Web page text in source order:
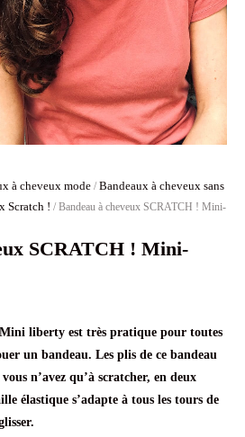
à cheveux mode / Bandeaux à cheveux sans
Scratch ! / Bandeau à cheveux SCRATCH ! Mini-
SCRATCH ! Mini-
liberty est très pratique pour toutes
un bandeau. Les plis de ce bandeau
n’avez qu’à scratcher, en deux
élastique s’adapte à tous les tours de